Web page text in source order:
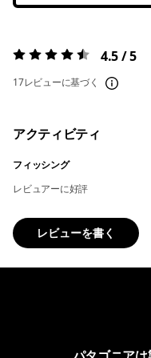
評価:4.5 / 5 4.5 / 5
17レビューに基づく
アクティビティ
フィッシング
レビュアーに好評
レビューを書く